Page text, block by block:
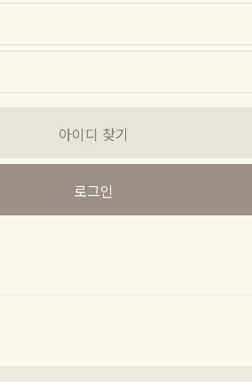
아이디 찾기
로그인